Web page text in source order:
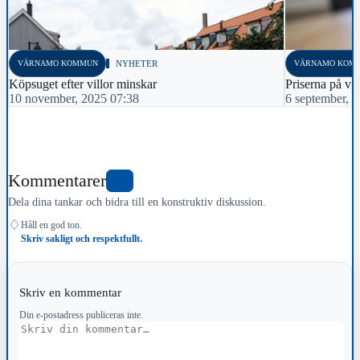
VÄRNAMO KOMMUN NYHETER
Köpsuget efter villor minskar
10 november, 2025 07:38
VÄRNAMO
Priserna på
6 september,
Kommentarer
Dela dina tankar och bidra till en konstruktiv diskussion.
♢ Håll en god ton.
Skriv sakligt och respektfullt.
Skriv en kommentar
Din e-postadress publiceras inte.
Kommentar